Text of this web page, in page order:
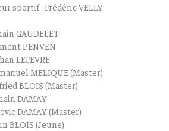
sportif : Frédéric VELLY
GAUDELET
PENVEN
LEFEVRE
MELIQUE (Master)
BLOIS (Master)
DAMAY
DAMAY (Master)
BLOIS (Jeune)